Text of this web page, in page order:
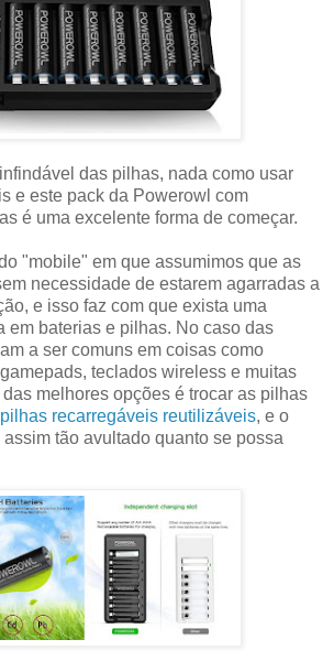
das pilhas, nada como usar
e este pack da Powerowl com
é uma excelente forma de começar.
"mobile" em que assumimos que as
necessidade de estarem agarradas a
e isso faz com que exista uma
em baterias e pilhas. No caso das
a ser comuns em coisas como
teclados wireless e muitas
melhores opções é trocar as pilhas
pilhas recarregáveis reutilizáveis, e o
tão avultado quanto se possa